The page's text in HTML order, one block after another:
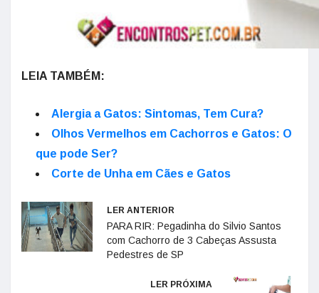
LEIA TAMBÉM:
Alergia a Gatos: Sintomas, Tem Cura?
Olhos Vermelhos em Cachorros e Gatos: O
que pode Ser?
Corte de Unha em Cães e Gatos
LER ANTERIOR
PARA RIR: Pegadinha do Silvio Santos
com Cachorro de 3 Cabeças Assusta
Pedestres de SP
LER PRÓXIMA